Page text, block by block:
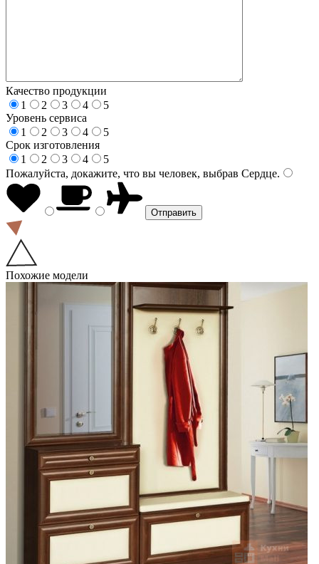
Качество продукции
1
2 3 4
5
Уровень сервиса
1
2 3 4
5
Срок изготовления
1
2 3 4
5
Пожалуйста, докажите, что вы человек, выбрав Сердце.
Похожие модели